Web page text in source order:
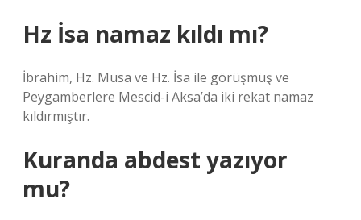
Hz İsa namaz kıldı mı?
İbrahim, Hz. Musa ve Hz. İsa ile görüşmüş ve
Peygamberlere Mescid-i Aksa’da iki rekat namaz
kıldırmıştır.
Kuranda abdest yazıyor
mu?